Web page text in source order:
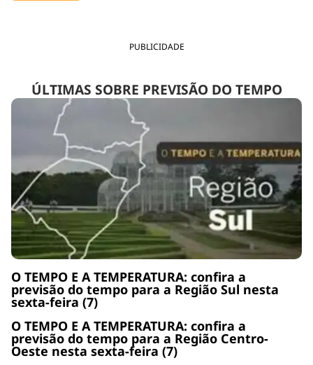
PUBLICIDADE
ÚLTIMAS SOBRE PREVISÃO DO TEMPO
O TEMPO E A TEMPERATURA: confira a
previsão do tempo para a Região Sul nesta
sexta-feira (7)
O TEMPO E A TEMPERATURA: confira a
previsão do tempo para a Região Centro-
Oeste nesta sexta-feira (7)